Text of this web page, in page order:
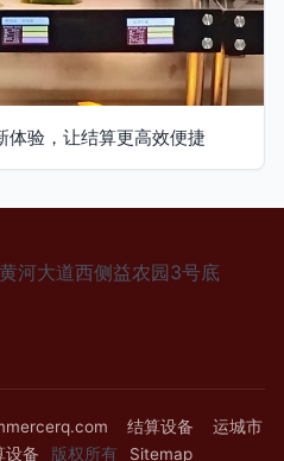
体验，让结算更高效便捷
河大道西侧益农园3号底
结算设备
运城市
设备 版权所有 Sitemap